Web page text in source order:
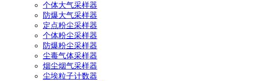
个体大气采样器
防爆大气采样器
定点粉尘采样器
个体粉尘采样器
防爆粉尘采样器
尘毒气体采样器
烟尘烟气采样器
尘埃粒子计数器